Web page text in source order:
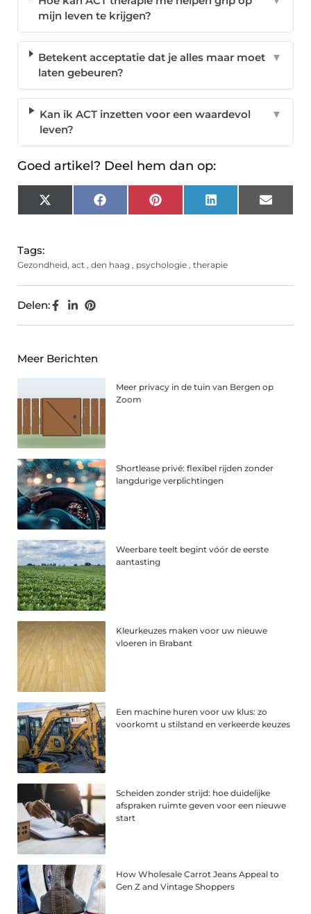
mijn leven te krijgen?
Betekent acceptatie dat je alles maar moet
laten gebeuren?
▼
Kan ik ACT inzetten voor een waardevol
leven?
▼
Goed artikel? Deel hem dan op:
X
(Twitter)
FacebookPinterest LinkedIn Email
Tags:
Gezondheid, act , den haag , psychologie , therapie
Delen:
Meer Berichten
Meer privacy in de tuin van Bergen op
Zoom
Shortlease privé: flexibel rijden zonder
langdurige verplichtingen
Weerbare teelt begint vóór de eerste
aantasting
Kleurkeuzes maken voor uw nieuwe
vloeren in Brabant
Een machine huren voor uw klus: zo
voorkomt u stilstand en verkeerde keuzes
Scheiden zonder strijd: hoe duidelijke
afspraken ruimte geven voor een nieuwe
start
How Wholesale Carrot Jeans Appeal to
Gen Z and Vintage Shoppers